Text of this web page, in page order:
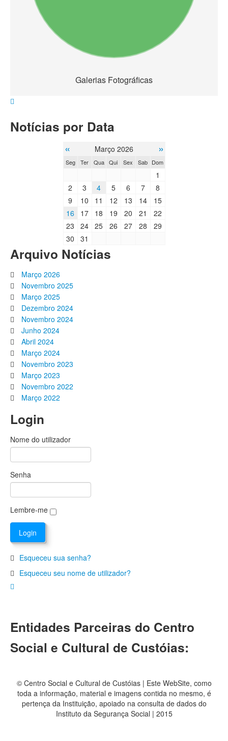
Galerias Fotográficas
Notícias por Data
« Março 2026 »
Seg Ter Qua Qui Sex Sab Dom
1
2
3 4 5 6 7
8
9
10 11 12 13 14
15
16
17 18 19 20 21
22
23
24 25 26 27 28
29
30
31
Arquivo Notícias
Março 2026
Novembro 2025
Março 2025
Dezembro 2024
Novembro 2024
Junho 2024
Abril 2024
Março 2024
Novembro 2023
Março 2023
Novembro 2022
Março 2022
Login
Nome do utilizador
Senha
Lembre-me
Esqueceu sua senha?
Esqueceu seu nome de utilizador?
Entidades Parceiras do Centro
Social e Cultural de Custóias:
© Centro Social e Cultural de Custóias | Este WebSite, como
toda a informação, material e imagens contida no mesmo, é
pertença da Instituição, apoiado na consulta de dados do
Instituto da Segurança Social | 2015